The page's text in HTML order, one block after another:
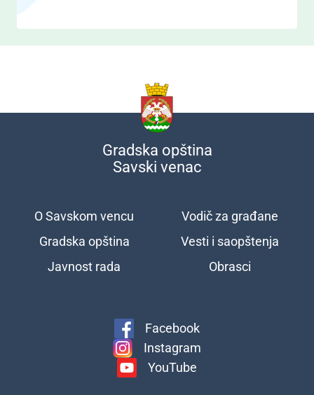
Gradska opština
Savski venac
Подножје
O Savskom vencu
Gradska opština
Javnost rada
Vodič za građane
Vesti i saopštenja
Obrasci
Facebook
Instagram
YouTube